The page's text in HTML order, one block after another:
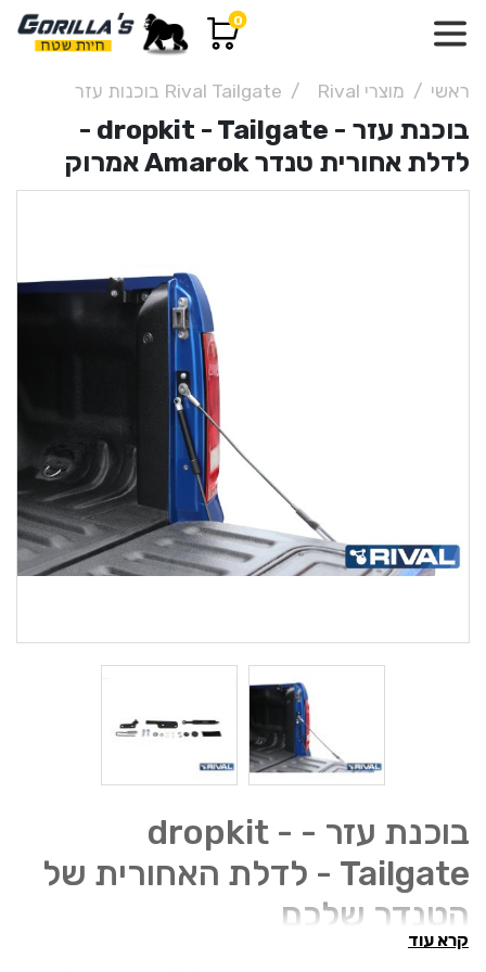
0
ראשי מוצרי Rival Rival Tailgate בוכנות עזר
בוכנת עזר - dropkit - Tailgate -
לדלת אחורית טנדר Amarok אמרוק
בוכנת עזר - dropkit -
Tailgate - לדלת האחורית של
הטנדר שלכם
קרא עוד